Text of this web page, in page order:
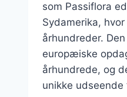
som Passiflora
Sydamerika,
århundreder.
europæiske
århundrede, og
unikke